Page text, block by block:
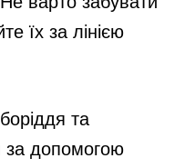
їх за лінією
та
за допомогою